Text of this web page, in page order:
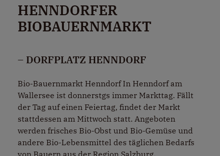
HENNDORFER
BIOBAUERNMARKT
– DORFPLATZ HENNDORF
Bio-Bauernmarkt Henndorf In Henndorf am
Wallersee ist donnerstgs immer Markttag. Fällt
der Tag auf einen Feiertag, findet der Markt
stattdessen am Mittwoch statt. Angeboten
werden frisches Bio-Obst und Bio-Gemüse und
andere Bio-Lebensmittel des täglichen Bedarfs
von Bauern aus der Region Salzburg.